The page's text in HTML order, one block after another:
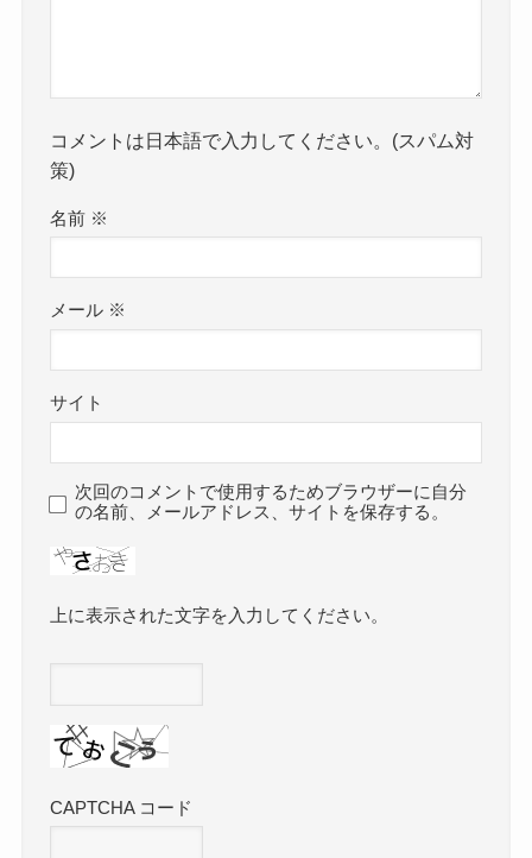
コメントは日本語で入力してください。(スパム対
策)
名前 ※
メール ※
サイト
次回のコメントで使用するためブラウザーに自分
の名前、メールアドレス、サイトを保存する。
上に表示された文字を入力してください。
CAPTCHA コード